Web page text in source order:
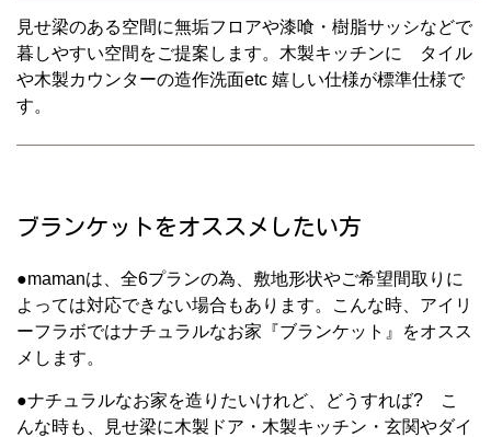
見せ梁のある空間に無垢フロアや漆喰・樹脂サッシなどで
暮しやすい空間をご提案します。木製キッチンに タイル
や木製カウンターの造作洗面etc 嬉しい仕様が標準仕様で
す。
ブランケットをオススメしたい方
●mamanは、全6プランの為、敷地形状やご希望間取りに
よっては対応できない場合もあります。こんな時、アイリ
ーフラボではナチュラルなお家『ブランケット』をオスス
メします。
●ナチュラルなお家を造りたいけれど、どうすれば? こ
んな時も、見せ梁に木製ドア・木製キッチン・玄関やダイ